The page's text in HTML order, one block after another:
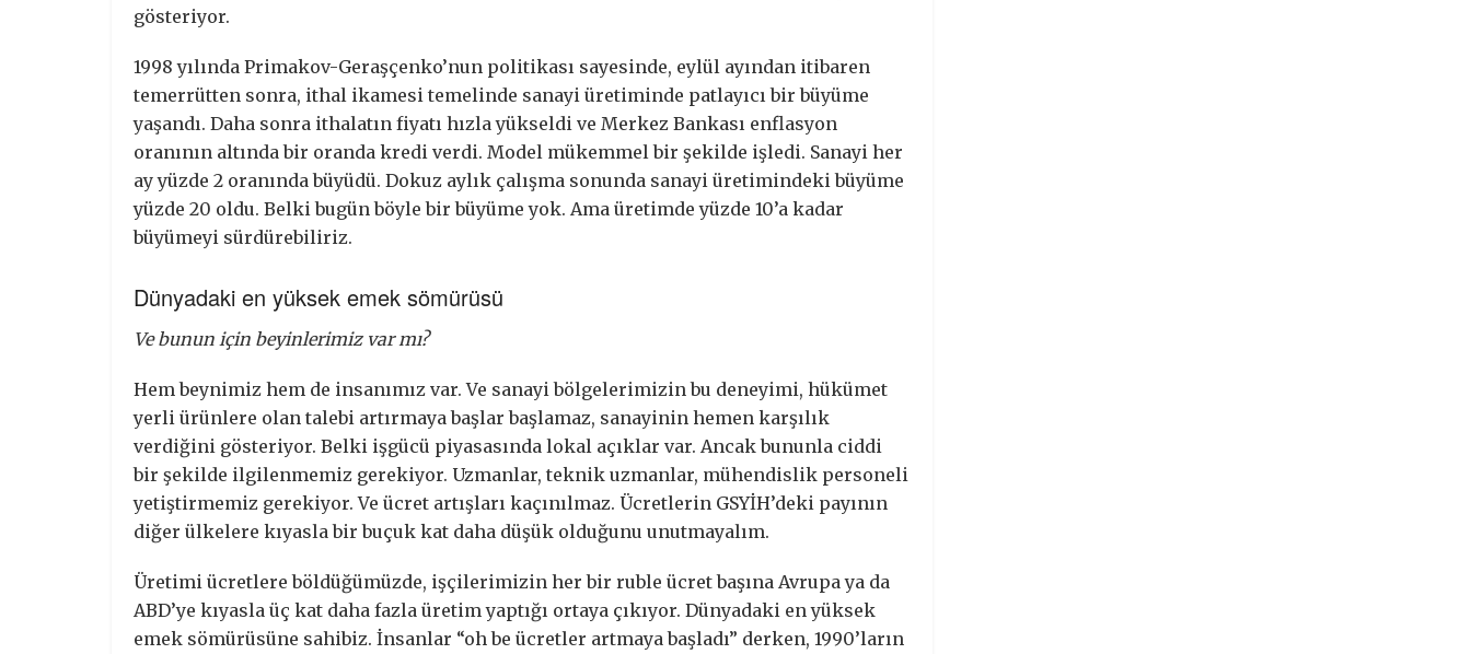
gösteriyor.
1998 yılında Primakov-Geraşçenko’nun politikası sayesinde, eylül ayından itibaren
temerrütten sonra, ithal ikamesi temelinde sanayi üretiminde patlayıcı bir büyüme
yaşandı. Daha sonra ithalatın fiyatı hızla yükseldi ve Merkez Bankası enflasyon
oranının altında bir oranda kredi verdi. Model mükemmel bir şekilde işledi. Sanayi her
ay yüzde 2 oranında büyüdü. Dokuz aylık çalışma sonunda sanayi üretimindeki büyüme
yüzde 20 oldu. Belki bugün böyle bir büyüme yok. Ama üretimde yüzde 10’a kadar
büyümeyi sürdürebiliriz.
Dünyadaki en yüksek emek sömürüsü
Ve bunun için beyinlerimiz var mı?
Hem beynimiz hem de insanımız var. Ve sanayi bölgelerimizin bu deneyimi, hükümet
yerli ürünlere olan talebi artırmaya başlar başlamaz, sanayinin hemen karşılık
verdiğini gösteriyor. Belki işgücü piyasasında lokal açıklar var. Ancak bununla ciddi
bir şekilde ilgilenmemiz gerekiyor. Uzmanlar, teknik uzmanlar, mühendislik personeli
yetiştirmemiz gerekiyor. Ve ücret artışları kaçınılmaz. Ücretlerin GSYİH’deki payının
diğer ülkelere kıyasla bir buçuk kat daha düşük olduğunu unutmayalım.
Üretimi ücretlere böldüğümüzde, işçilerimizin her bir ruble ücret başına Avrupa ya da
ABD’ye kıyasla üç kat daha fazla üretim yaptığı ortaya çıkıyor. Dünyadaki en yüksek
emek sömürüsüne sahibiz. İnsanlar “oh be ücretler artmaya başladı” derken, 1990’ların